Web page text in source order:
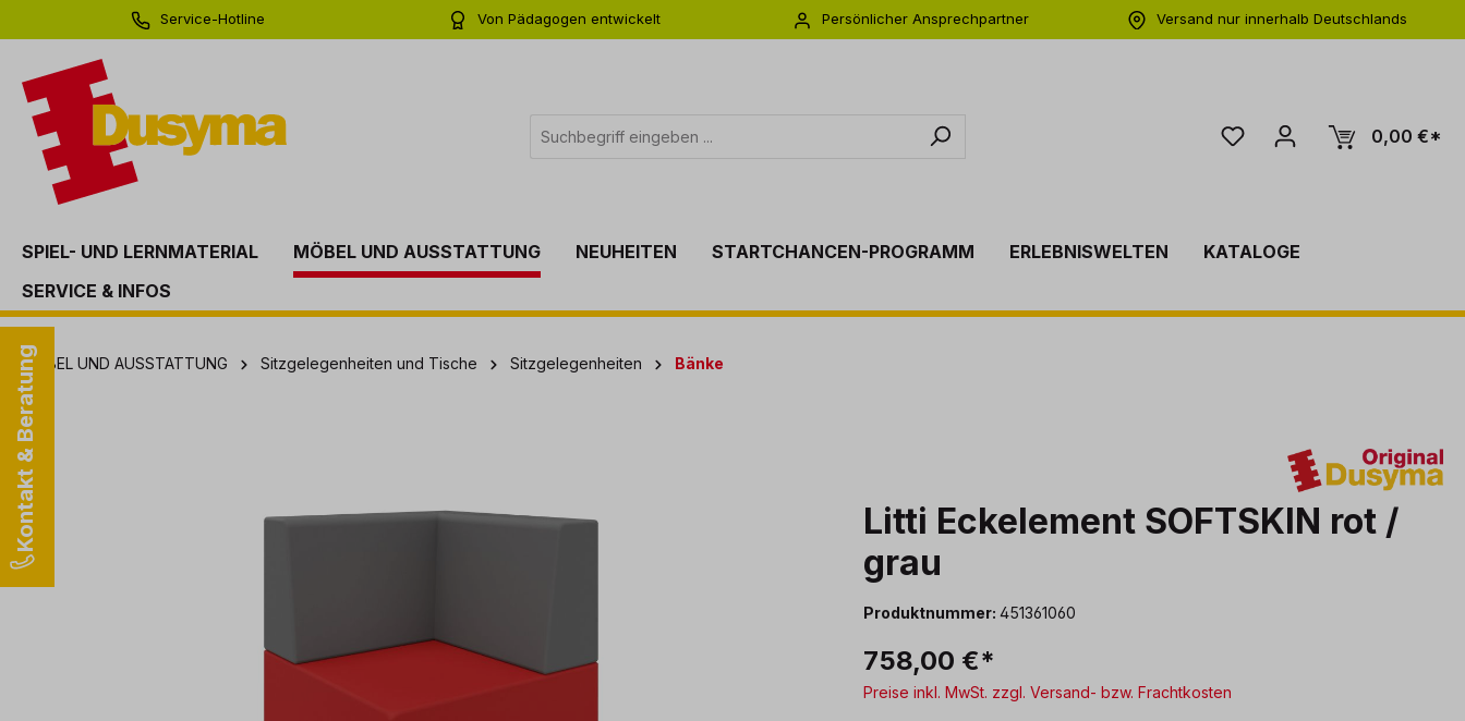
Zur Hauptnavigation springen
Service-Hotline
Von Pädagogen entwickelt
Persönlicher Ansprechpartner
Versand nur innerhalb Deutschlands
0,00 €*
SPIEL- UND LERNMATERIAL MÖBEL UND AUSSTATTUNG NEUHEITEN STARTCHANCEN-PROGRAMM ERLEBNISWELTEN
KATALOGE
SERVICE & INFOS
Kontakt & Beratung
MÖBEL UND AUSSTATTUNG Sitzgelegenheiten und Tische Sitzgelegenheiten Bänke
Bildergalerie überspringen
Litti Eckelement SOFTSKIN rot /
grau
Produktnummer:451361060
758,00 €*
Preise inkl. MwSt. zzgl. Versand- bzw. Frachtkosten